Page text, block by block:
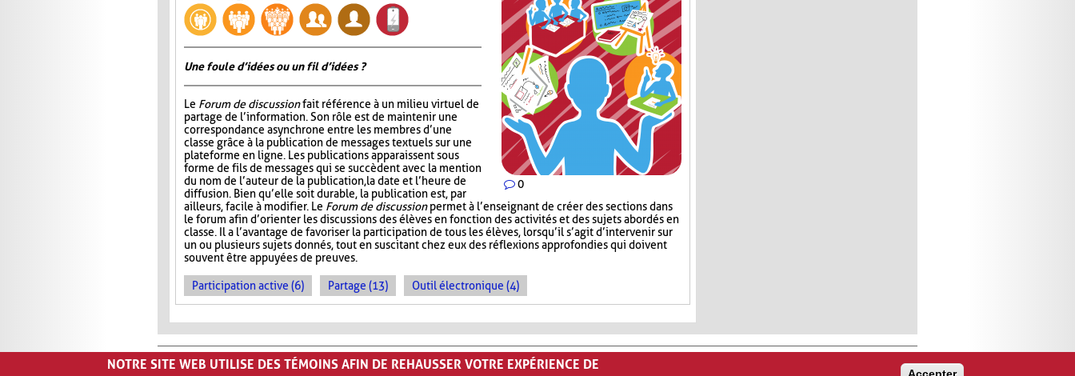
0
Une foule d’idées ou un fil d’idées ?
Le Forum de discussionfait référence à un milieu virtuel de
partage de l’information. Son rôle est de maintenir une
correspondance asynchrone entre les membres d’une
classe grâce à la publication de messages textuels sur une
plateforme en ligne. Les publications apparaissent sous
forme de fils de messages qui se succèdent avec la mention
du nom de l’auteur de la publication, la date et l’heure de
diffusion. Bien qu’elle soit durable, la publication est, par
ailleurs, facile à modifier. Le Forum de discussionpermet à l’enseignant de créer des sections dans
le forum afin d’orienter les discussions des élèves en fonction des activités et des sujets abordés en
classe. Il a l’avantage de favoriser la participation de tous les élèves, lorsqu’il s’agit d’intervenir sur
un ou plusieurs sujets donnés, tout en suscitant chez eux des réflexions approfondies qui doivent
souvent être appuyées de preuves.
Participation active (6) Partage (13) Outil électronique (4)
NOTRE SITE WEB UTILISE DES TÉMOINS AFIN DE REHAUSSER VOTRE EXPÉRIENCE DE